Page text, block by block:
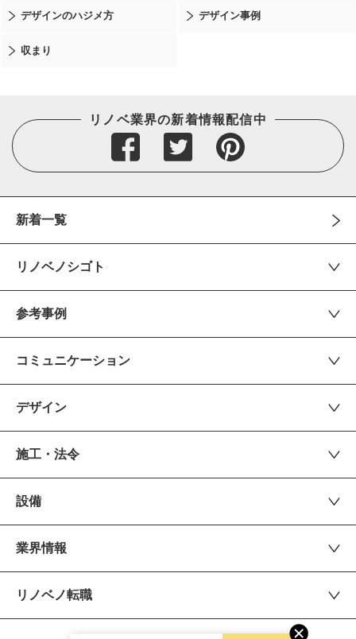
デザインのハジメ方 デザイン事例
収まり
リノベ業界の新着情報配信中
新着一覧
リノベノシゴト
参考事例
コミュニケーション
デザイン
施工・法令
設備
業界情報
リノベノ転職